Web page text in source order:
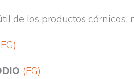
de los productos
(FG)